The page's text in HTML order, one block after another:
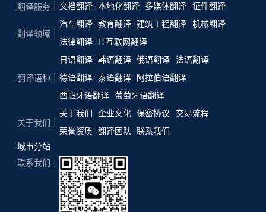
翻译服务 文档翻译 本地化翻译 多媒体翻译 证件翻译
翻译领域
汽车翻译 教育翻译 建筑工程翻译 机械翻译
法律翻译
IT互联网翻译
翻译语种
日语翻译 韩语翻译 俄语翻译
法语翻译
德语翻译 泰语翻译 阿拉伯语翻译
西班牙语翻译 葡萄牙语翻译
关于我们
关于我们 企业文化 保密协议
交易流程
荣誉资质 翻译团队
联系我们
城市分站
联系我们